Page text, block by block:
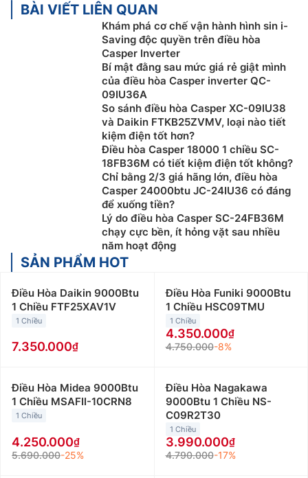
BÀI VIẾT LIÊN QUAN
Khám phá cơ chế vận hành hình sin i-
Saving độc quyền trên điều hòa
Casper Inverter
Bí mật đằng sau mức giá rẻ giật mình
của điều hòa Casper inverter QC-
09IU36A
So sánh điều hòa Casper XC-09IU38
và Daikin FTKB25ZVMV, loại nào tiết
kiệm điện tốt hơn?
Điều hòa Casper 18000 1 chiều SC-
18FB36M có tiết kiệm điện tốt không?
Chỉ bằng 2/3 giá hãng lớn, điều hòa
Casper 24000btu JC-24IU36 có đáng
để xuống tiền?
Lý do điều hòa Casper SC-24FB36M
chạy cực bền, ít hỏng vặt sau nhiều
năm hoạt động
SẢN PHẨM HOT
Điều Hòa Daikin 9000Btu
1 Chiều FTF25XAV1V
1 Chiều
7.350.000
Điều Hòa Funiki 9000Btu
1 Chiều HSC09TMU
1 Chiều
4.350.000
4.750.000-8%
Điều Hòa Midea 9000Btu
1 Chiều MSAFII-10CRN8
1 Chiều
4.250.000
5.690.000-25%
Điều Hòa Nagakawa
9000Btu 1 Chiều NS-
C09R2T30
1 Chiều
3.990.000
4.790.000-17%